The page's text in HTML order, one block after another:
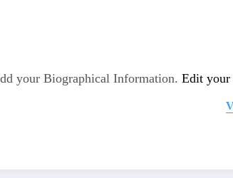
your Biographical Information. Edit